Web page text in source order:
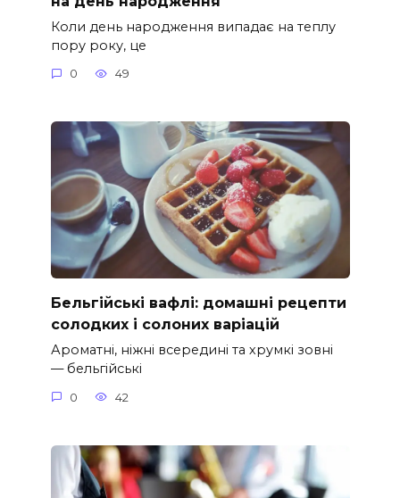
Коли день народження випадає на теплу
пору року, це
0 49
Бельгійські вафлі: домашні рецепти
солодких і солоних варіацій
Ароматні, ніжні всередині та хрумкі зовні
— бельгійські
0 42